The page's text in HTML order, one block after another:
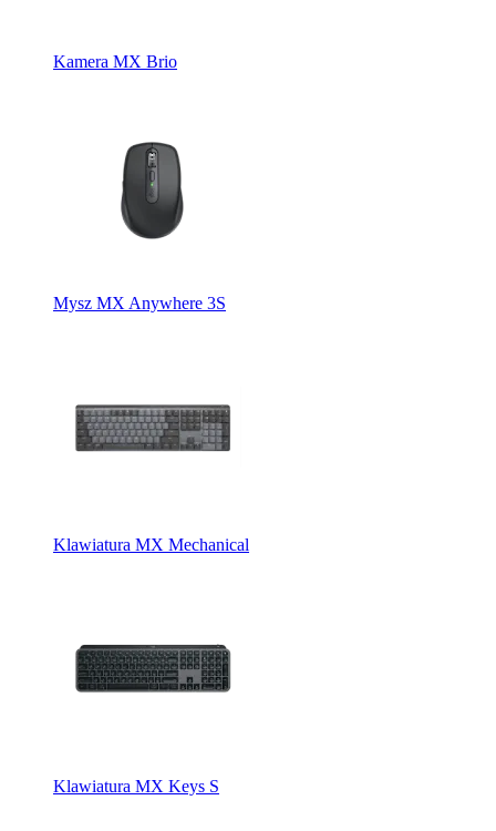
Kamera MX Brio
Mysz MX Anywhere 3S
Klawiatura MX Mechanical
Klawiatura MX Keys S